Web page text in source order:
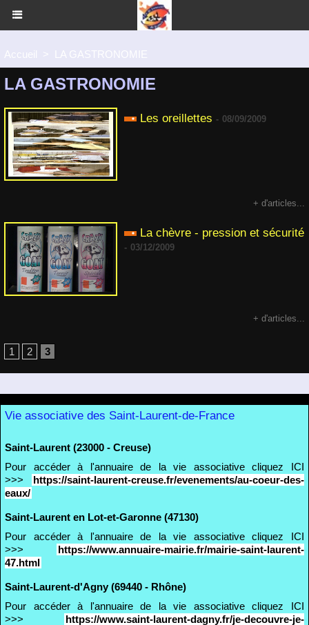
LA GASTRONOMIE
Les oreillettes - 08/09/2009
+ d'articles...
La chèvre - pression et sécurité
- 03/12/2009
+ d'articles...
1 2 3
Vie associative des Saint-Laurent-de-France
Saint-Laurent (23000 - Creuse)
Pour accéder à l'annuaire de la vie associative cliquez ICI
>>>
https://saint-laurent-creuse.fr/evenements/au-coeur-des-
eaux/
Saint-Laurent en Lot-et-Garonne (47130)
Pour accéder à l'annuaire de la vie associative cliquez ICI
>>>
https://www.annuaire-mairie.fr/mairie-saint-laurent-
47.html
Saint-Laurent-d'Agny (69440 - Rhône)
Pour accéder à l'annuaire de la vie associative cliquez ICI
>>>
https://www.saint-laurent-dagny.fr/je-decouvre-je-